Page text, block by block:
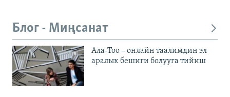
Блог - Миңсанат
Ала-Тоо – онлайн таалимдин эл
аралык бешиги болууга тийиш